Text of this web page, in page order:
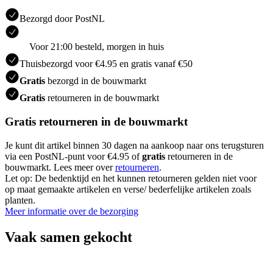
Bezorgd door PostNL
Voor 21:00 besteld, morgen in huis
Thuisbezorgd voor €4.95 en gratis vanaf €50
Gratis bezorgd in de bouwmarkt
Gratis retourneren in de bouwmarkt
Gratis retourneren in de bouwmarkt
Je kunt dit artikel binnen 30 dagen na aankoop naar ons terugsturen
via een PostNL-punt voor €4.95 ofgratis retourneren in de
bouwmarkt. Lees meer overretourneren.
Let op: De bedenktijd en het kunnen retourneren gelden niet voor
op maat gemaakte artikelen en verse/ bederfelijke artikelen zoals
planten.
Meer informatie over de bezorging
Vaak samen gekocht